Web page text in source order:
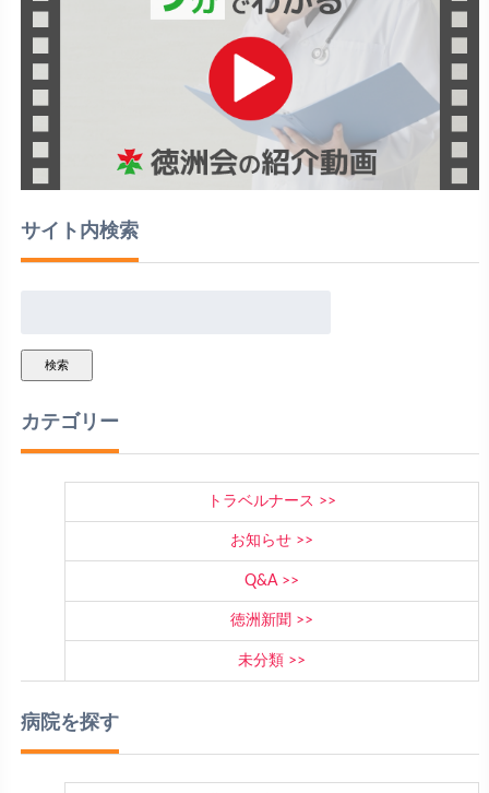
サイト内検索
検索
カテゴリー
トラベルナース
お知らせ
Q&A
徳洲新聞
未分類
病院を探す